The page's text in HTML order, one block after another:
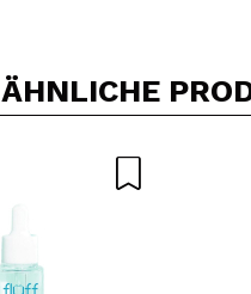
ÄHNLICHE